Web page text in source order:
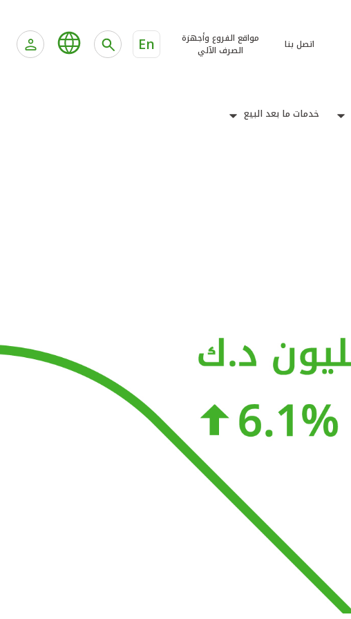
اتصل بنا
مواقع الفروع وأجهزة
الصرف الآلي
En
خدمات ما بعد البيع